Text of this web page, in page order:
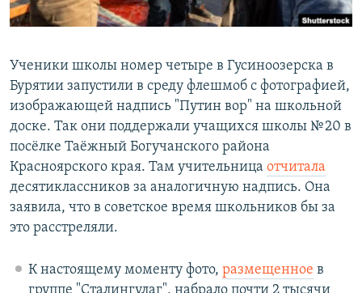
Все сайты РСЕ/РС
Ученики школы номер четыре в Гусиноозерска в
Бурятии запустили в среду флешмоб с фотографией,
изображающей надпись "Путин вор" на школьной
доске. Так они поддержали учащихся школы № 20 в
посёлке Таёжный Богучанского района
Красноярского края. Там учительница отчитала
десятиклассников за аналогичную надпись. Она
заявила, что в советское время школьников бы за
это расстреляли.
К настоящему моменту фото, размещенное в